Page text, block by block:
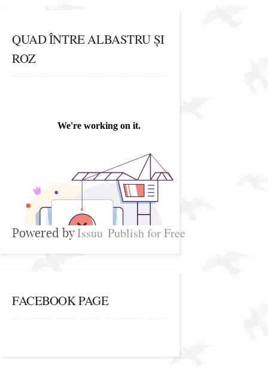
QUAD ÎNTRE ALBASTRU ȘI
ROZ
Powered byIssuu Publish for Free
FACEBOOK PAGE